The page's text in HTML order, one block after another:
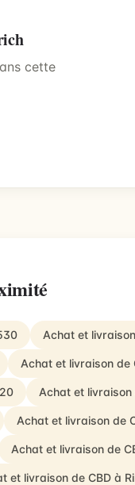
cette
Achat et
Achat et livraison de
Achat et livraison
Achat et livraison de
Achat et livraison de
et livraison de CBD à